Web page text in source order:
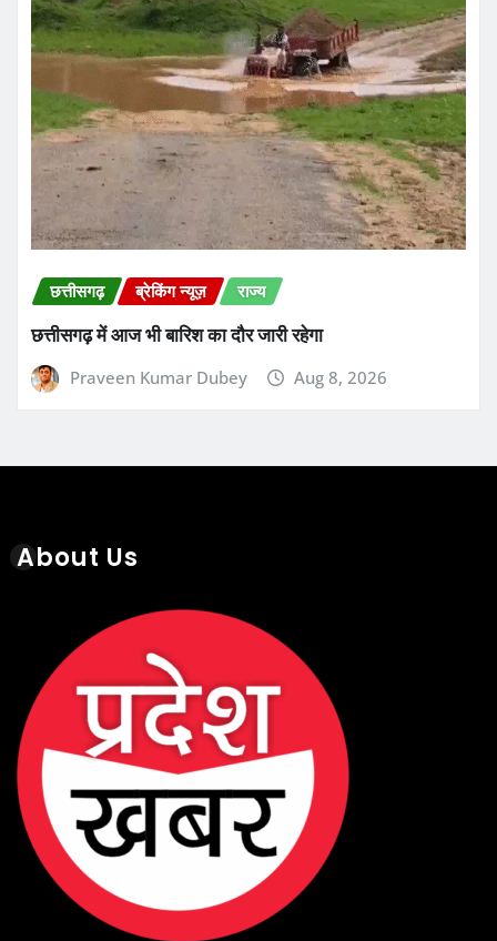
Praveen Kumar Dubey Aug 8, 2026
About Us
About Us
Recent Posts
कांग्रेस के पूर्व विधायक बृहस्पति सिंह का व्हाट्सऐप
अकाउंट ठगों ने हैक कर लिया
August 8, 2026